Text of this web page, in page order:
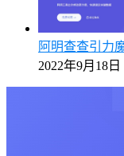
阿明查查引力
2022年9月18日